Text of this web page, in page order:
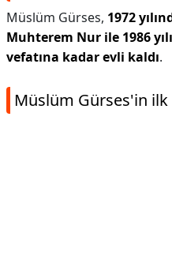
Müslüm Gürses, 1972
Muhterem Nur ile 1986
vefatına kadar evli kaldı.
Müslüm Gürses'in